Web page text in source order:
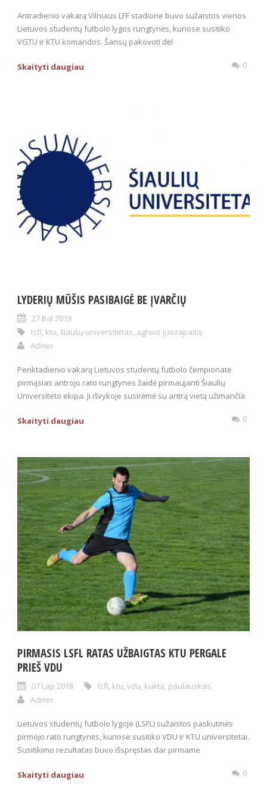
Antradienio vakarą Vilniaus LFF stadione buvo sužaistos vienos
Lietuvos studentų futbolo lygos rungtynės, kuriose susitiko
VGTU ir KTU komandos. Šansų pakovoti dėl
Skaityti daugiau 0
LYDERIŲ MŪŠIS PASIBAIGĖ BE ĮVARČIŲ
27 Bal 2019
lsfl, ktu, šiaulių universitetas, agnius juozapaitis
Admin
Penktadienio vakarą Lietuvos studentų futbolo čempionate
pirmąsias antrojo rato rungtynes žaidė pirmaujanti Šiaulių
Universiteto ekipa. Ji išvykoje susirėmė su antrą vietą užimančia
Skaityti daugiau 0
PIRMASIS LSFL RATAS UŽBAIGTAS KTU PERGALE
PRIEŠ VDU
07 Lap 2018 lsfl, ktu, vdu, kukta, paulauskas
Admin
Lietuvos studentų futbolo lygoje (LSFL) sužaistos paskutinės
pirmojo rato rungtynės, kuriose susitiko VDU ir KTU universitetai.
Susitikimo rezultatas buvo išspręstas dar pirmame
Skaityti daugiau 0